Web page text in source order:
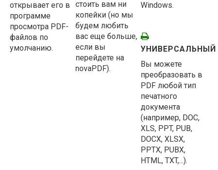
открывает его в
программе
просмотра PDF-
файлов по
умолчанию.
стоить вам ни
копейки (но мы
будем любить
вас еще больше,
если вы
перейдете на
novaPDF).
Windows.
УНИВЕРСАЛЬНЫЙ
Вы можете
преобразовать в
PDF любой тип
печатного
документа
(например, DOC,
XLS, PPT, PUB,
DOCX, XLSX,
PPTX, PUBX,
HTML, TXT,...).